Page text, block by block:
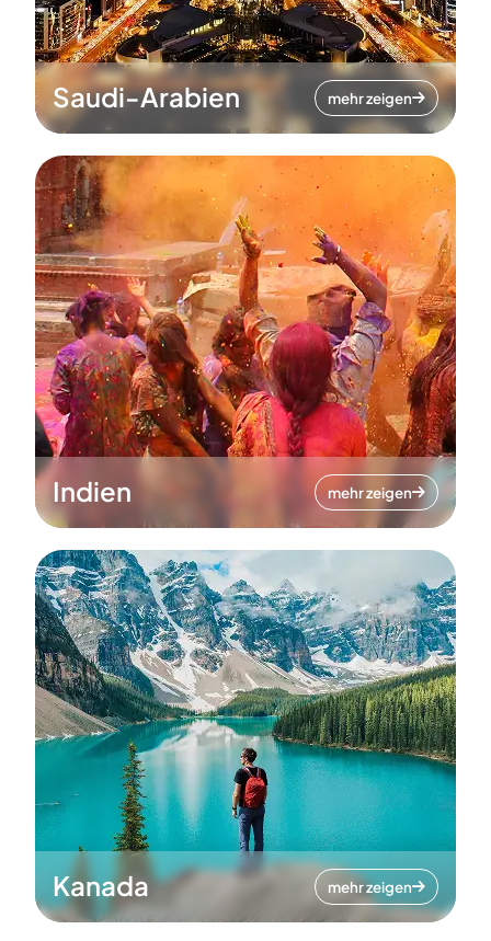
Saudi-Arabien mehr zeigen
Indien mehr zeigen
Kanada mehr zeigen